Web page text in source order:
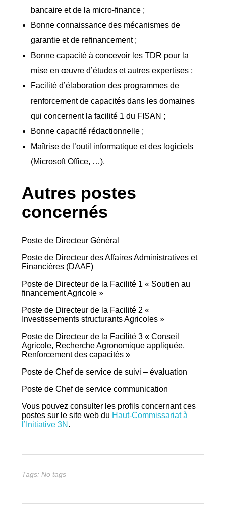
bancaire et de la micro-finance ;
Bonne connaissance des mécanismes de
garantie et de refinancement ;
Bonne capacité à concevoir les TDR pour la
mise en œuvre d’études et autres expertises ;
Facilité d’élaboration des programmes de
renforcement de capacités dans les domaines
qui concernent la facilité 1 du FISAN ;
Bonne capacité rédactionnelle ;
Maîtrise de l’outil informatique et des logiciels
(Microsoft Office, …).
Autres postes
concernés
Poste de Directeur Général
Poste de Directeur des Affaires Administratives et
Financières (DAAF)
Poste de Directeur de la Facilité 1 « Soutien au
financement Agricole »
Poste de Directeur de la Facilité 2 «
Investissements structurants Agricoles »
Poste de Directeur de la Facilité 3 « Conseil
Agricole, Recherche Agronomique appliquée,
Renforcement des capacités »
Poste de Chef de service de suivi – évaluation
Poste de Chef de service communication
Vous pouvez consulter les profils concernant ces
postes sur le site web du Haut-Commissariat à
l’Initiative 3N .
Tags: No tags